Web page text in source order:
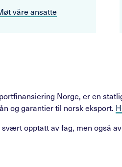
våre ansatte
Norge, er en
og garantier til norsk eksport.
svært opptatt av fag, men også